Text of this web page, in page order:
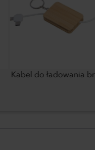
Kabel do ładowania